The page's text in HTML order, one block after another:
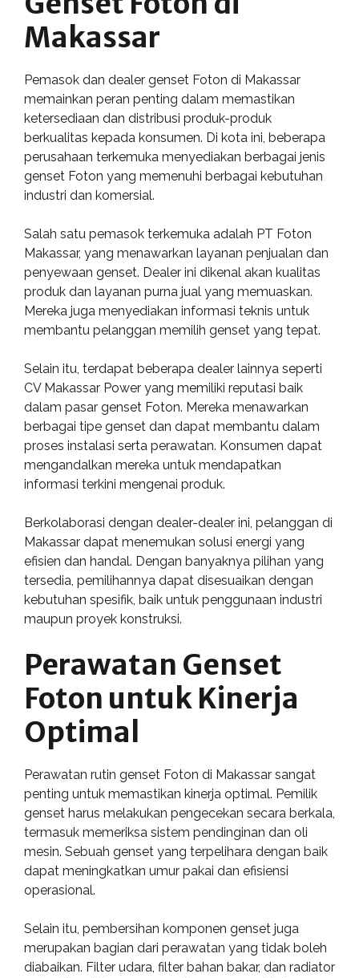
Makassar
Pemasok dan dealer genset Foton di Makassar
memainkan peran penting dalam memastikan
ketersediaan dan distribusi produk-produk
berkualitas kepada konsumen. Di kota ini, beberapa
perusahaan terkemuka menyediakan berbagai jenis
genset Foton yang memenuhi berbagai kebutuhan
industri dan komersial.
Salah satu pemasok terkemuka adalah PT Foton
Makassar, yang menawarkan layanan penjualan dan
penyewaan genset. Dealer ini dikenal akan kualitas
produk dan layanan purna jual yang memuaskan.
Mereka juga menyediakan informasi teknis untuk
membantu pelanggan memilih genset yang tepat.
Selain itu, terdapat beberapa dealer lainnya seperti
CV Makassar Power yang memiliki reputasi baik
dalam pasar genset Foton. Mereka menawarkan
berbagai tipe genset dan dapat membantu dalam
proses instalasi serta perawatan. Konsumen dapat
mengandalkan mereka untuk mendapatkan
informasi terkini mengenai produk.
Berkolaborasi dengan dealer-dealer ini, pelanggan di
Makassar dapat menemukan solusi energi yang
efisien dan handal. Dengan banyaknya pilihan yang
tersedia, pemilihannya dapat disesuaikan dengan
kebutuhan spesifik, baik untuk penggunaan industri
maupun proyek konstruksi.
Perawatan Genset
Foton untuk Kinerja
Optimal
Perawatan rutin genset Foton di Makassar sangat
penting untuk memastikan kinerja optimal. Pemilik
genset harus melakukan pengecekan secara berkala,
termasuk memeriksa sistem pendinginan dan oli
mesin. Sebuah genset yang terpelihara dengan baik
dapat meningkatkan umur pakai dan efisiensi
operasional.
Selain itu, pembersihan komponen genset juga
merupakan bagian dari perawatan yang tidak boleh
diabaikan. Filter udara, filter bahan bakar, dan radiator